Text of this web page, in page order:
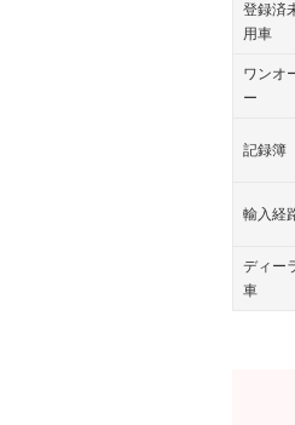
登録済
用車
ワンオ
ー
記録簿
輸入経
ディー
車